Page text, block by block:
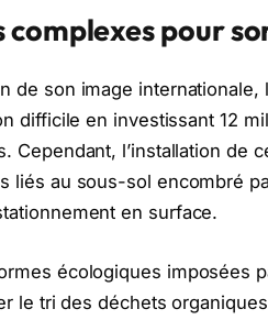
complexes pour
de son image
difficile en investissant 12
Cependant, l’installation de
liés au sous-sol encombré
en surface.
écologiques imposées
le tri des déchets